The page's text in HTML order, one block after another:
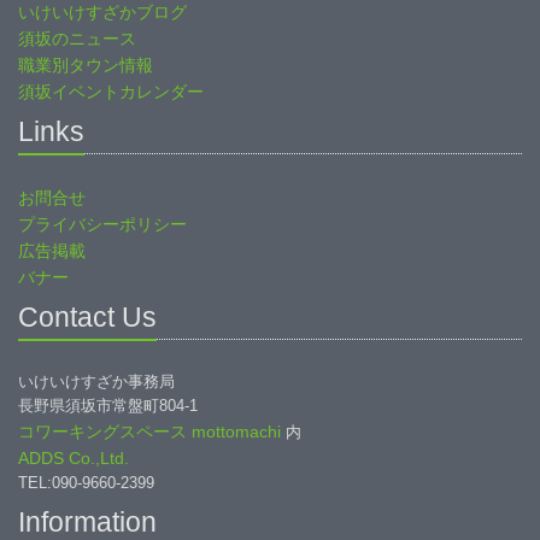
いけいけすざかブログ
須坂のニュース
職業別タウン情報
須坂イベントカレンダー
Links
お問合せ
プライバシーポリシー
広告掲載
バナー
Contact Us
いけいけすざか事務局
長野県須坂市常盤町804-1
コワーキングスペース mottomachi 内
ADDS Co.,Ltd.
TEL:090-9660-2399
Information